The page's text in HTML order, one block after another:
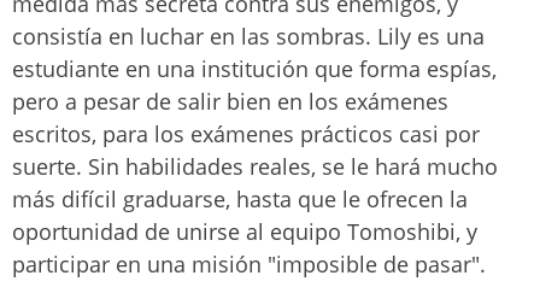
consistía en luchar en las sombras. Lily es una
estudiante en una institución que forma espías,
pero a pesar de salir bien en los exámenes
escritos, para los exámenes prácticos casi por
suerte. Sin habilidades reales, se le hará mucho
más difícil graduarse, hasta que le ofrecen la
oportunidad de unirse al equipo Tomoshibi, y
participar en una misión "imposible de pasar".